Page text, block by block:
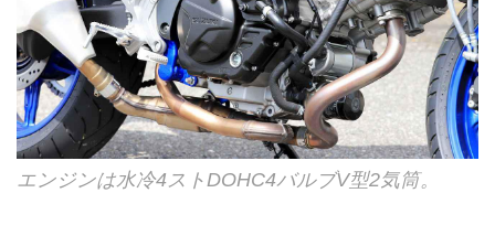
エンジンは水冷4ストDOHC4バルブV型2気筒。